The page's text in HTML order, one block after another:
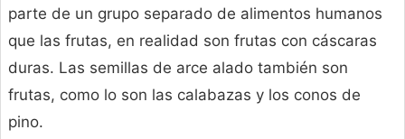
parte de un grupo separado de alimentos humanos
que las frutas, en realidad son frutas con cáscaras
duras. Las semillas de arce alado también son
frutas, como lo son las calabazas y los conos de
pino.